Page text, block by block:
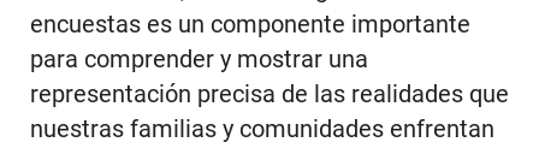
encuestas es un componente importante
para comprender y mostrar una
representación precisa de las realidades que
nuestras familias y comunidades enfrentan